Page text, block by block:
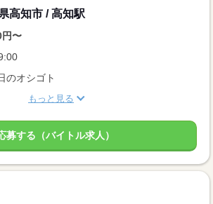
高知市 / 高知駅
円〜
のオシゴト
もっと見る
募する（バイトル求人）